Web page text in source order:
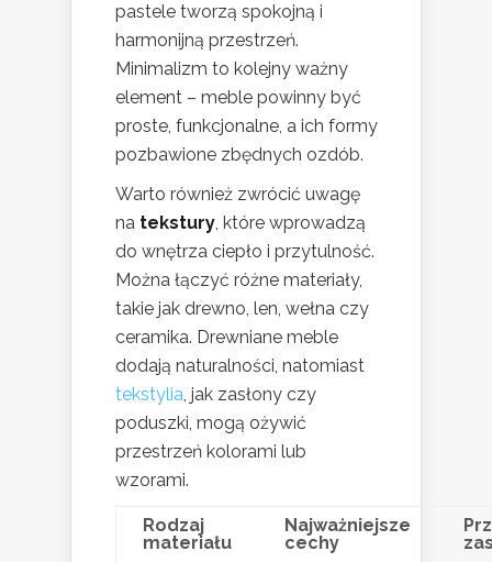
pastele tworzą spokojną i
harmonijną przestrzeń.
Minimalizm to kolejny ważny
element – meble powinny być
proste, funkcjonalne, a ich formy
pozbawione zbędnych ozdób.
Warto również zwrócić uwagę
na tekstury, które wprowadzą
do wnętrza ciepło i przytulność.
Można łączyć różne materiały,
takie jak drewno, len, wełna czy
ceramika. Drewniane meble
dodają naturalności, natomiast
tekstylia, jak zasłony czy
poduszki, mogą ożywić
przestrzeń kolorami lub
wzorami.
Rodzaj
materiału
Najważniejsze
cechy